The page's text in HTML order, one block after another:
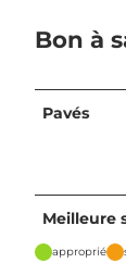
Bon à
Pavés
Meilleure
approprié